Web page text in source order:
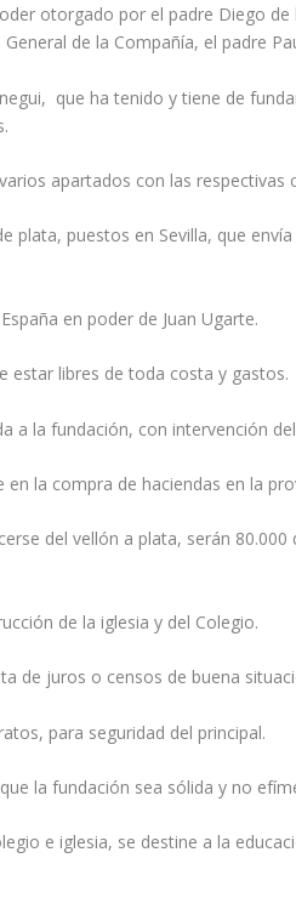
otorgado por el padre Diego de
de la Compañí­a, el padre
que ha tenido y tiene de
apartados con las respectivas
plata, puestos en Sevilla, que
en poder de Juan Ugarte.
estar libres de toda costa y gastos.
a la fundación, con intervención
la compra de haciendas en la
del vellón a plata, serán
de la iglesia y del Colegio.
de juros o censos de buena
para seguridad del principal.
la fundación sea sólida y no
e iglesia, se destine a la